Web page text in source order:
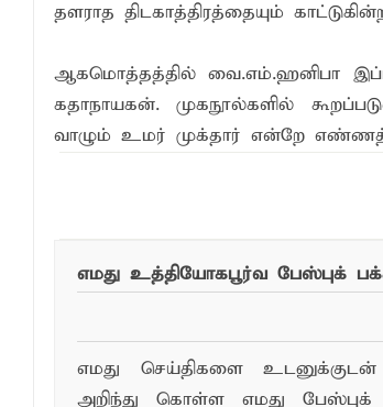
தளராத திடகாத்திரத்தையும்
ஆகமொத்தத்தில் வை.எம்.ஹனிபா
கதாநாயகன். முகநூல்களில்
வாழும் உமர் முக்தார் என்றே
எமது உத்தியோகபூர்வ பேஸ்புக்
எமது செய்திகளை
அறிந்து கொள்ள எமது